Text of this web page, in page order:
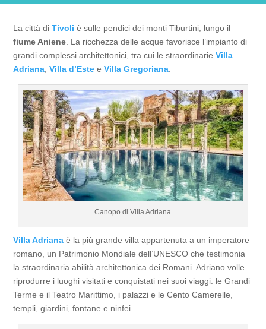
La città diTivoli è sulle pendici dei monti Tiburtini, lungo il
fiume Aniene . La ricchezza delle acque favorisce l’impianto di
grandi complessi architettonici, tra cui le straordinarieVilla
Adriana ,Villa d’EsteeVilla Gregoriana
Canopo di Villa Adriana
Villa Adriana è la più grande villa appartenuta a un imperatore
romano, un Patrimonio Mondiale dell’UNESCO che testimonia
la straordinaria abilità architettonica dei Romani. Adriano volle
riprodurre i luoghi visitati e conquistati nei suoi viaggi: le Grandi
Terme e il Teatro Marittimo, i palazzi e le Cento Camerelle,
templi, giardini, fontane e ninfei.